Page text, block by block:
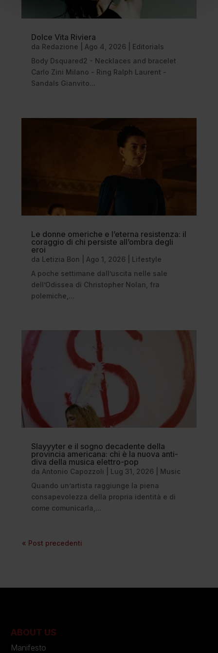
Dolce Vita Riviera
da Redazione Ago 4, 2026
Editorials
Body Dsquared2 - Necklaces and bracelet
Carlo Zini Milano - Ring Ralph Laurent -
Sandals Gianvito...
Le donne omeriche e l’eterna resistenza: il
coraggio di chi persiste all’ombra degli
eroi
da Letizia Bon Ago 1, 2026
Lifestyle
A poche settimane dall’uscita nelle sale
dell’Odissea di Christopher Nolan, fra
polemiche,...
Slayyyter e il sogno decadente della
provincia americana: chi è la nuova anti-
diva della musica elettro-pop
da Antonio Capozzoli Lug 31, 2026
Music
Quando un’artista raggiunge la piena
consapevolezza della propria identità e di
come comunicarla,...
« Post precedenti
ABOUT US
Manifesto